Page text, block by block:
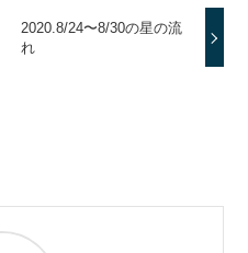
2020.8/24〜8/30の星の流
れ